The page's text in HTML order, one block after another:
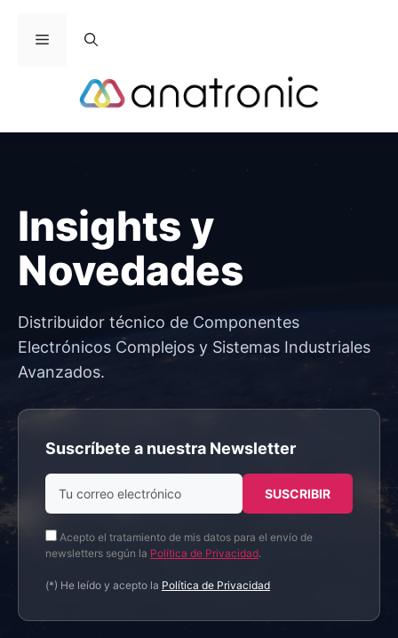
Menú
Insights y
Novedades
Distribuidor técnico de Componentes
Electrónicos Complejos y Sistemas Industriales
Avanzados.
Suscríbete a nuestra Newsletter
Acepto el tratamiento de mis datos para el envío de
newsletters según la Política de Privacidad.
(*) He leído y acepto la Política de Privacidad